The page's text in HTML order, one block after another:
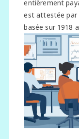
entièrement
est attestée par
basée sur 1918